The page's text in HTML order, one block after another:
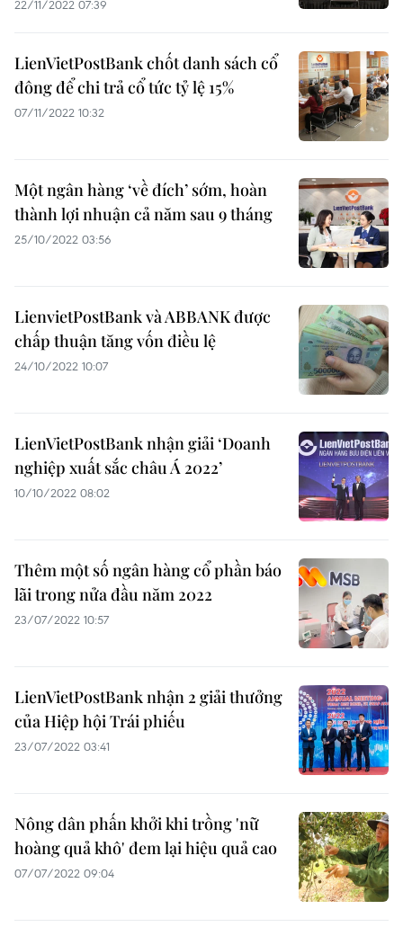
22/11/2022 07:39
LienVietPostBank chốt danh sách cổ
đông để chi trả cổ tức tỷ lệ 15%
07/11/2022 10:32
Một ngân hàng ‘về đích’ sớm, hoàn
thành lợi nhuận cả năm sau 9 tháng
25/10/2022 03:56
LienvietPostBank và ABBANK được
chấp thuận tăng vốn điều lệ
24/10/2022 10:07
LienVietPostBank nhận giải ‘Doanh
nghiệp xuất sắc châu Á 2022’
10/10/2022 08:02
Thêm một số ngân hàng cổ phần báo
lãi trong nửa đầu năm 2022
23/07/2022 10:57
LienVietPostBank nhận 2 giải thưởng
của Hiệp hội Trái phiếu
23/07/2022 03:41
Nông dân phấn khởi khi trồng 'nữ
hoàng quả khô' đem lại hiệu quả cao
07/07/2022 09:04